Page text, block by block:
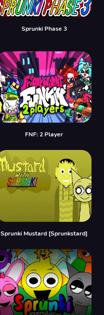
Sprunki Phase 3
FNF: 2 Player
Sprunki Mustard [Sprunkstard]